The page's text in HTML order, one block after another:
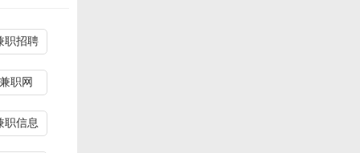
职招聘
职网
职信息